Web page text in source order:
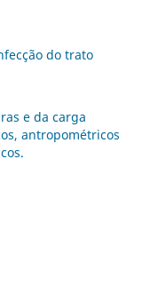
do trato
e da carga
antropométricos